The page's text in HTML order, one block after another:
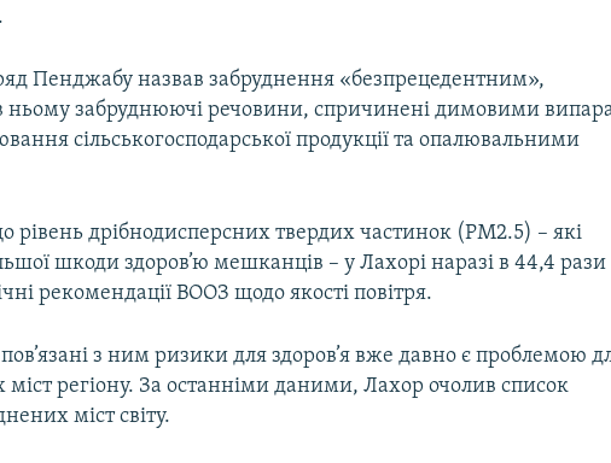
Пенджабу назвав забруднення «безпрецедентним»,
ньому забруднюючі речовини, спричинені димовими
сільськогосподарської продукції та опалювальними
рівень дрібнодисперсних твердих частинок (PM2.5) – які
шкоди здоров’ю мешканців – у Лахорі наразі в 44,4 рази
рекомендації ВООЗ щодо якості повітря.
з ним ризики для здоров’я вже давно є проблемою
міст регіону. За останніми даними, Лахор очолив список
міст світу.